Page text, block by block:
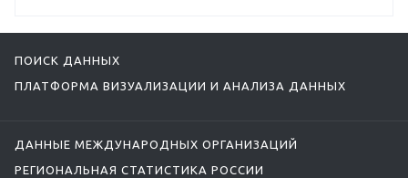
ПОИСК ДАННЫХ
ПЛАТФОРМА ВИЗУАЛИЗАЦИИ И АНАЛИЗА ДАННЫХ
ДАННЫЕ МЕЖДУНАРОДНЫХ ОРГАНИЗАЦИЙ
РЕГИОНАЛЬНАЯ СТАТИСТИКА РОССИИ